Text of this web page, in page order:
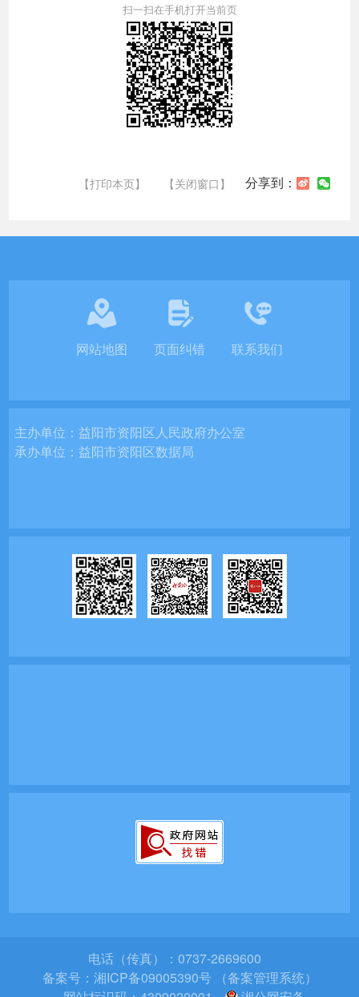
扫一扫在手机打开当前页
【打印本页】 【关闭窗口】 分享到：
网站地图 页面纠错 联系我们
主办单位：益阳市资阳区人民政府办公室
承办单位：益阳市资阳区数据局
电话（传真）：0737-2669600
备案号： 湘ICP备09005390号 （备案管理系统）